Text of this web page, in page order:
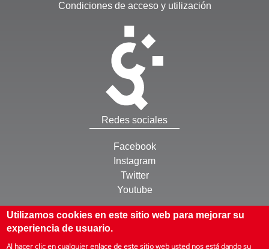
Condiciones de acceso y utilización
Redes sociales
Facebook
Instagram
Twitter
Youtube
Otros
Utilizamos cookies en este sitio web para mejorar su
experiencia de usuario.
Al hacer clic en cualquier enlace de este sitio web usted nos está dando su